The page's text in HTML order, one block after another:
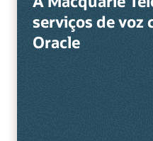
serviços de voz
Oracle